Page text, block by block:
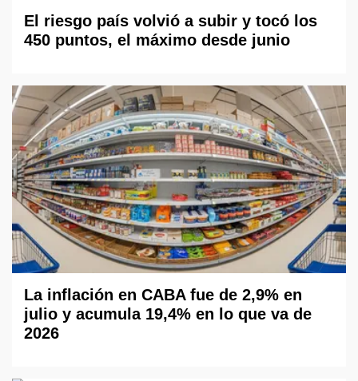
El riesgo país volvió a subir y tocó los
450 puntos, el máximo desde junio
La inflación en CABA fue de 2,9% en
julio y acumula 19,4% en lo que va de
2026